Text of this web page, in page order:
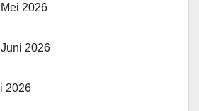
2026
2026
2026